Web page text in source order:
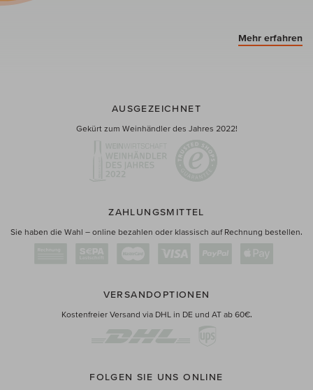
Mehr erfahren
AUSGEZEICHNET
Gekürt zum Weinhändler des Jahres 2022!
ZAHLUNGSMITTEL
Sie haben die Wahl – online bezahlen oder klassisch auf Rechnung bestellen.
VERSANDOPTIONEN
Kostenfreier Versand via DHL in DE und AT ab 60€.
FOLGEN SIE UNS ONLINE